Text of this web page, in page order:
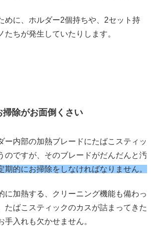
めに、ホルダー2個持ちや、2セット持
たちが発生していたりします。
掃除がお面倒くさい
ー内部の加熱ブレードにたばこスティッ
のですが、そのブレードがだんだんと汚
期的にお掃除をしなければなりません。
に加熱する、クリーニング機能も備わっ
たばこスティックのカスが詰まってきた
手入れも欠かせません。